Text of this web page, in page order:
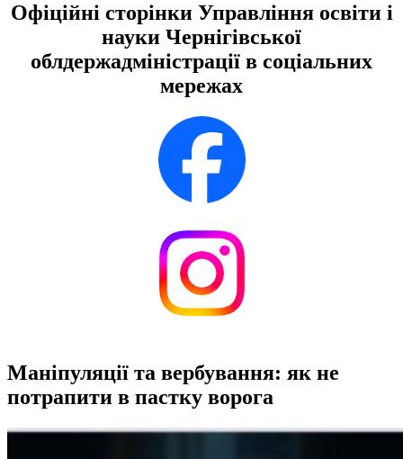
Офіційні сторінки Управління освіти і
науки Чернігівської
облдержадміністрації в соціальних
мережах
Маніпуляції та вербування: як не
потрапити в пастку ворога